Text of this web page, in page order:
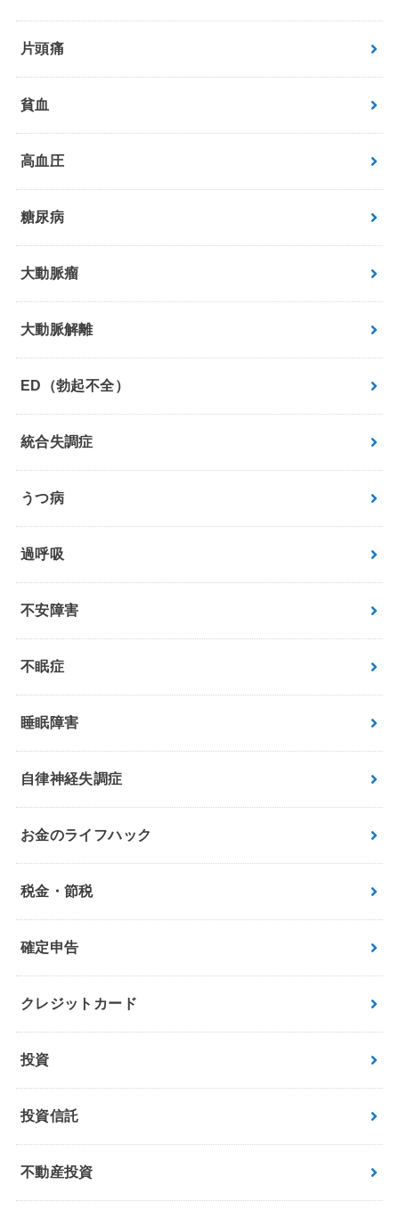
片頭痛
貧血
高血圧
糖尿病
大動脈瘤
大動脈解離
ED（勃起不全）
統合失調症
うつ病
過呼吸
不安障害
不眠症
睡眠障害
自律神経失調症
お金のライフハック
税金・節税
確定申告
クレジットカード
投資
投資信託
不動産投資